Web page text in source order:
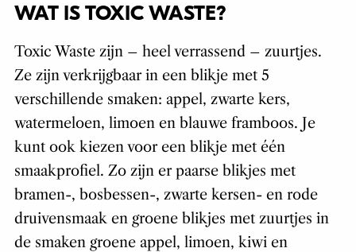
WAT IS TOXIC WASTE?
Toxic Waste zijn – heel verrassend – zuurtjes.
Ze zijn verkrijgbaar in een blikje met 5
verschillende smaken: appel, zwarte kers,
watermeloen, limoen en blauwe framboos. Je
kunt ook kiezen voor een blikje met één
smaakprofiel. Zo zijn er paarse blikjes met
bramen-, bosbessen-, zwarte kersen- en rode
druivensmaak en groene blikjes met zuurtjes in
de smaken groene appel, limoen, kiwi en